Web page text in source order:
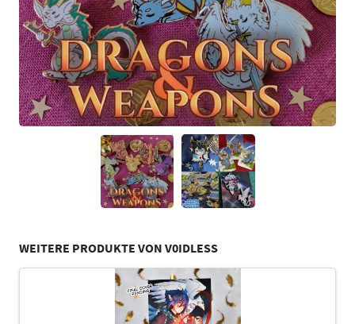
WEITERE PRODUKTE VON V0IDLESS